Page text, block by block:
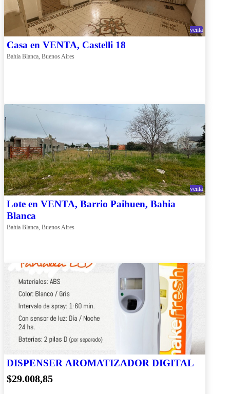
venta
Casa en VENTA, Castelli 18
Bahía Blanca, Buenos Aires
venta
Lote en VENTA, Barrio Paihuen, Bahia
Blanca
Bahía Blanca, Buenos Aires
DISPENSER AROMATIZADOR DIGITAL
$29.008,85